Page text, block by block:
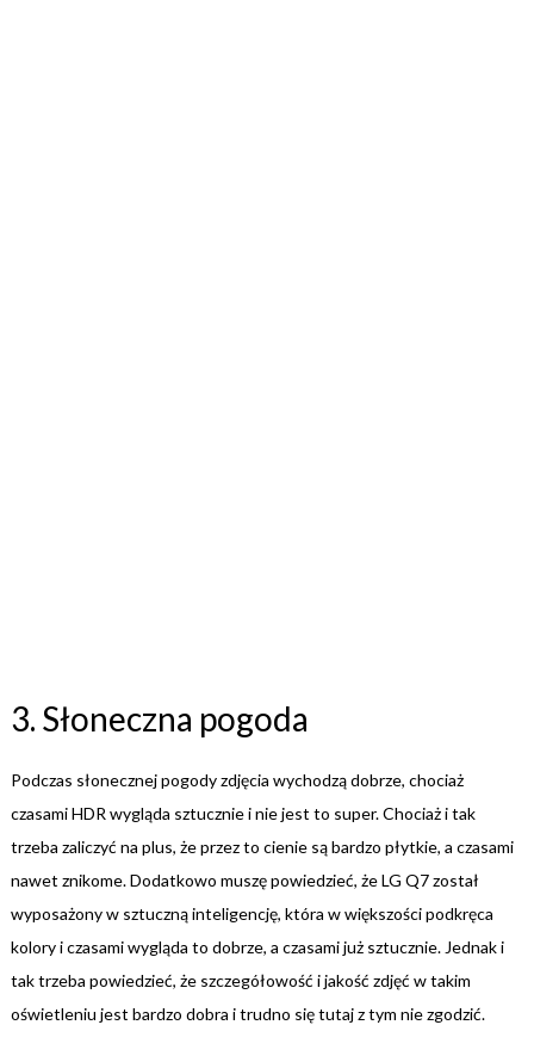
3. Słoneczna pogoda
Podczas słonecznej pogody zdjęcia wychodzą dobrze, chociaż
czasami HDR wygląda sztucznie i nie jest to super. Chociaż i tak
trzeba zaliczyć na plus, że przez to cienie są bardzo płytkie, a czasami
nawet znikome. Dodatkowo muszę powiedzieć, że LG Q7 został
wyposażony w sztuczną inteligencję, która w większości podkręca
kolory i czasami wygląda to dobrze, a czasami już sztucznie. Jednak i
tak trzeba powiedzieć, że szczegółowość i jakość zdjęć w takim
oświetleniu jest bardzo dobra i trudno się tutaj z tym nie zgodzić.